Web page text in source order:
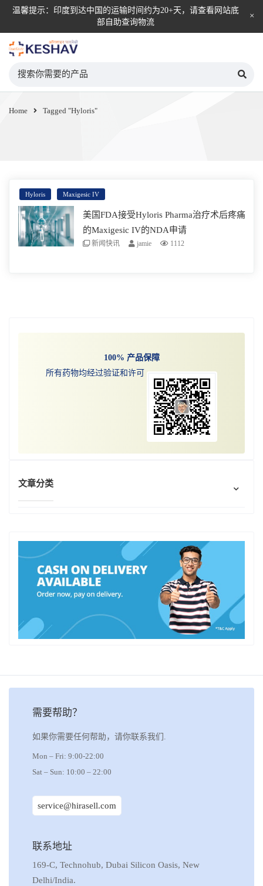
温馨提示：印度到达中国的运输时间约为20+天，请查看网站底
部自助查询物流
Home Tagged "Hyloris"
Hyloris Maxigesic IV
美国FDA接受Hyloris Pharma治疗术后疼痛
的Maxigesic IV的NDA申请
新闻快讯 jamie 1112
300mg布洛芬溶液输注，用于治疗术后疼痛。
100% 产品保障
所有药物均经过验证和许可
文章分类
需要帮助？
如果你需要任何帮助，请你联系我们.
Mon – Fri: 9:00-22:00
Sat – Sun: 10:00 – 22:00
service@hirasell.com
联系地址
169-C, Technohub, Dubai Silicon Oasis, New
Delhi/India.